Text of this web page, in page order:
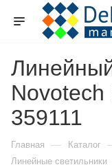
Novotech
359111
Главная — Каталог
Линейные светильники